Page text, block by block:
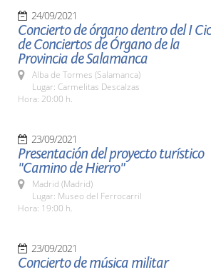
24/09/2021
Concierto de órgano dentro del I
de Conciertos de Órgano de la
Provincia de Salamanca
Alba de Tormes (Salamanca)
Lugar: Carmelitas Descalzas
Hora: 20:00 h.
23/09/2021
Presentación del proyecto turístico
"Camino de Hierro"
Madrid (Madrid)
Lugar: Museo del Ferrocarril
Hora: 19:00 h.
23/09/2021
Concierto de música militar